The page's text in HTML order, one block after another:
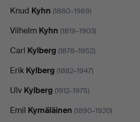
Knud Kyhn (1880–1969)
Vilhelm Kyhn (1819–1903)
Carl Kylberg (1878–1952)
Erik Kylberg (1882–1947)
Ulv Kylberg (1912–1975)
Emil Kymäläinen (1890–1920)